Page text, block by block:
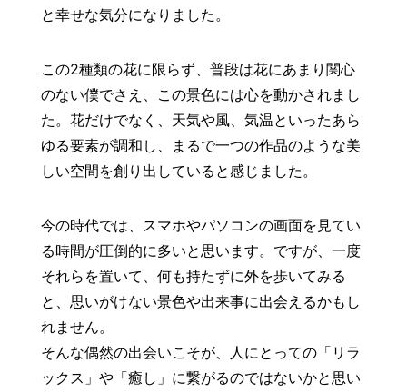
と幸せな気分になりました。
この2種類の花に限らず、普段は花にあまり関心
のない僕でさえ、この景色には心を動かされまし
た。花だけでなく、天気や風、気温といったあら
ゆる要素が調和し、まるで一つの作品のような美
しい空間を創り出していると感じました。
今の時代では、スマホやパソコンの画面を見てい
る時間が圧倒的に多いと思います。ですが、一度
それらを置いて、何も持たずに外を歩いてみる
と、思いがけない景色や出来事に出会えるかもし
れません。
そんな偶然の出会いこそが、人にとっての「リラ
ックス」や「癒し」に繋がるのではないかと思い